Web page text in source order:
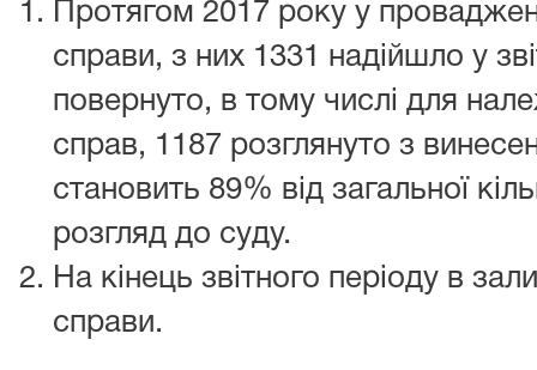
Протягом 2017 року у
справи, з них 1331 надійшло у
повернуто, в тому числі для
справ, 1187 розглянуто з
становить 89% від загальної
розгляд до суду.
На кінець звітного періоду в
справи.